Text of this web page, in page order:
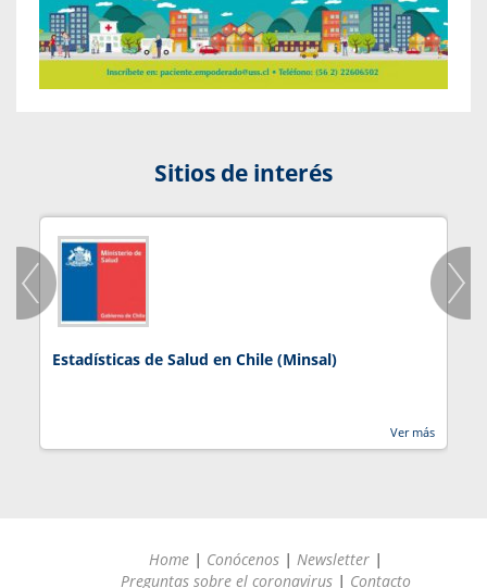
Sitios de interés
Estadísticas de Salud en Chile (Minsal)
Ver más
Home | Conócenos | Newsletter |
Preguntas sobre el coronavirus | Contacto